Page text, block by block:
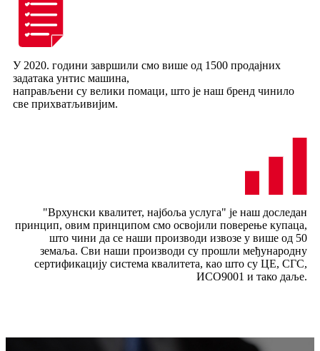
У 2020. години завршили смо више од 1500 продајних
задатака унтис машина,
направљени су велики помаци, што је наш бренд чинило
све прихватљивијим.
"Врхунски квалитет, најбоља услуга" је наш доследан
принцип, овим принципом смо освојили поверење купаца,
што чини да се наши производи извозе у више од 50
земаља. Сви наши производи су прошли међународну
сертификацију система квалитета, као што су ЦЕ, СГС,
ИСО9001 и тако даље.